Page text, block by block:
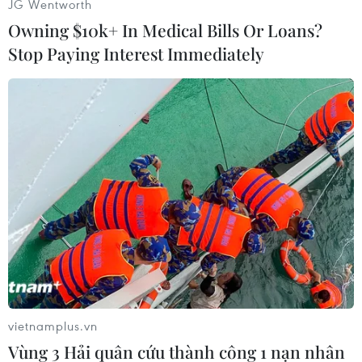
Quần jeans cạp cao ống loe, áo in graphic lửng,
giày chunky sneakers và mũ bucket là những
món đồ đặc trưng giúp phái đẹp dễ dàng hình
dung về cảm hứng phối Indie aesthetic cho
trang phục thường ngày của mình.
Vintage Aesthetic: Cuộc “đổ bộ” của các xu
hướng từ các thập niên trước
JG Wentworth
Owning $10k+ In Medical Bills Or Loans?
Stop Paying Interest Immediately
vietnamplus.vn
Vùng 3 Hải quân cứu thành công 1 nạn nhân